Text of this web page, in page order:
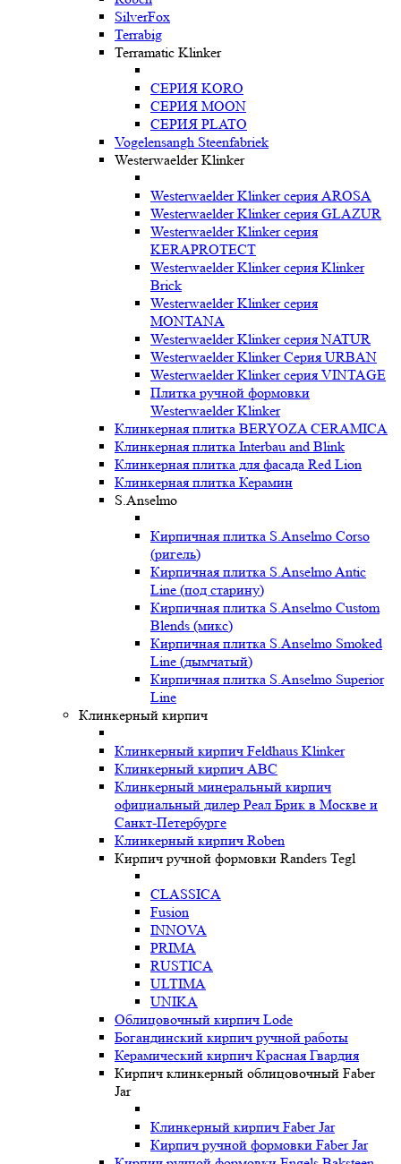
SilverFox
Terrabig
Terramatic Klinker
СЕРИЯ KORO
СЕРИЯ MOON
СЕРИЯ PLATO
Vogelensangh Steenfabriek
Westerwaelder Klinker
Westerwaelder Klinker серия AROSA
Westerwaelder Klinker серия GLAZUR
Westerwaelder Klinker серия
KERAPROTECT
Westerwaelder Klinker серия Klinker
Brick
Westerwaelder Klinker серия
MONTANA
Westerwaelder Klinker серия NATUR
Westerwaelder Klinker Серия URBAN
Westerwaelder Klinker серия VINTAGE
Плитка ручной формовки
Westerwaelder Klinker
Клинкерная плитка BERYOZA CERAMICA
Клинкерная плитка Interbau and Blink
Клинкерная плитка для фасада Red Lion
Клинкерная плитка Керамин
S.Anselmo
Кирпичная плитка S.Anselmo Corso
(ригель)
Кирпичная плитка S.Anselmo Antic
Line (под старину)
Кирпичная плитка S.Anselmo Custom
Blends (микс)
Кирпичная плитка S.Anselmo Smoked
Line (дымчатый)
Кирпичная плитка S.Anselmo Superior
Line
Клинкерный кирпич
Клинкерный кирпич Feldhaus Klinker
Клинкерный кирпич ABC
Клинкерный минеральный кирпич
официальный дилер Реал Брик в Москве и
Санкт-Петербурге
Клинкерный кирпич Roben
Кирпич ручной формовки Randers Tegl
CLASSICA
Fusion
INNOVA
PRIMA
RUSTICA
ULTIMA
UNIKA
Oблицовочный кирпич Lode
Богандинский кирпич ручной работы
Керамический кирпич Красная Гвардия
Кирпич клинкерный облицовочный Faber
Jar
Клинкерный кирпич Faber Jar
Кирпич ручной формовки Faber Jar